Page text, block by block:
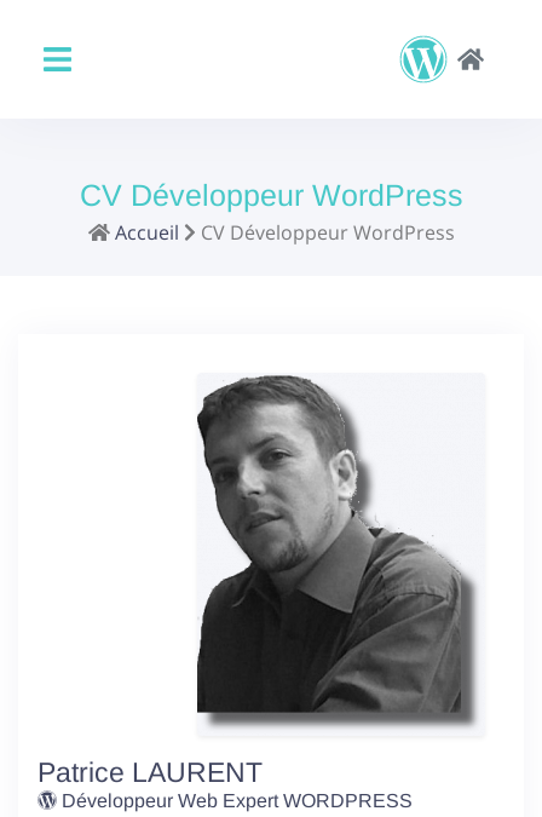
CV Développeur WordPress
Accueil CV Développeur WordPress
Patrice LAURENT
Développeur Web Expert WORDPRESS